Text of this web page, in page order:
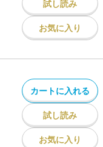
試し読み
お気に入り
カートに入れる
試し読み
お気に入り